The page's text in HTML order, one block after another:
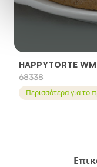
HAPPYTORTE
68338
Περισσότερα για το